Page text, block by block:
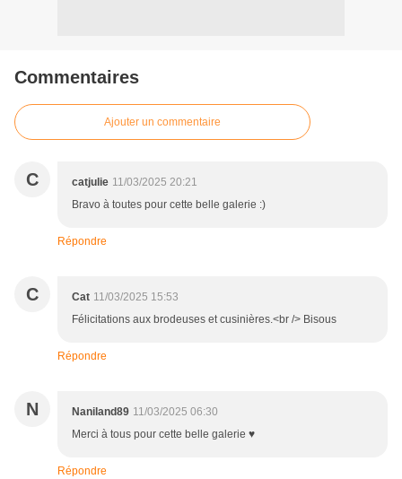
Commentaires
Ajouter un commentaire
C catjulie 11/03/2025 20:21
Bravo à toutes pour cette belle galerie :)
Répondre
C Cat 11/03/2025 15:53
Félicitations aux brodeuses et cusinières.<br /> Bisous
Répondre
N Naniland89 11/03/2025 06:30
Merci à tous pour cette belle galerie ♥
Répondre